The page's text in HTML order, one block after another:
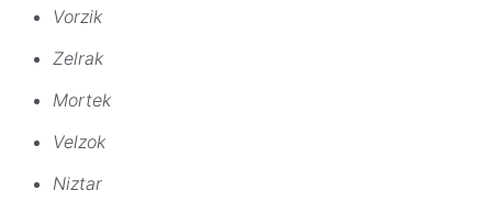
Vorzik
Zelrak
Mortek
Velzok
Niztar